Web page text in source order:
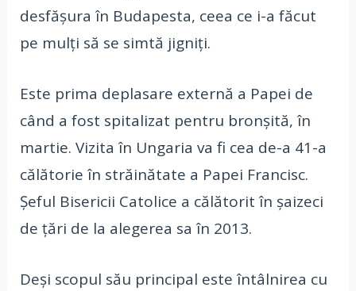
desfăşura în Budapesta, ceea ce i-a făcut
pe mulţi să se simtă jigniţi.
Este prima deplasare externă a Papei de
când a fost spitalizat pentru bronşită, în
martie. Vizita în Ungaria va fi cea de-a 41-a
călătorie în străinătate a Papei Francisc.
Şeful Bisericii Catolice a călătorit în şaizeci
de ţări de la alegerea sa în 2013.
Deşi scopul său principal este întâlnirea cu